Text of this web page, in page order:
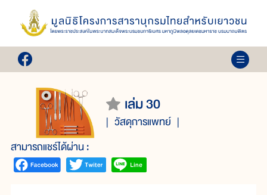
เล่ม 30
วัสดุการแพทย์
สามารถแชร์ได้ผ่าน :